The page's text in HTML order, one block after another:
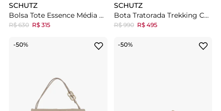
SCHUTZ
Bolsa Tote Essence Média Vermelha
R$ 630 R$ 315
SCHUTZ
Bota Tratorada Trekking Couro Marrom
R$ 990 R$ 495
-50% -50%